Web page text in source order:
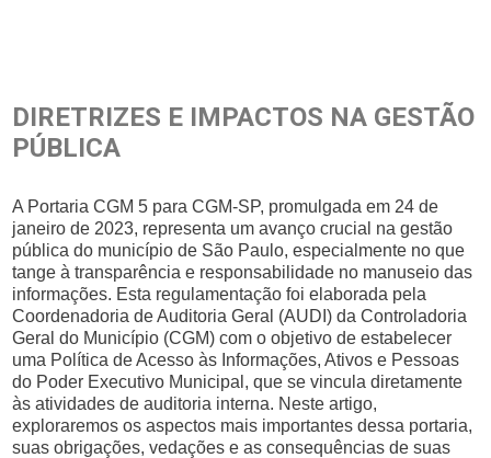
DIRETRIZES E IMPACTOS NA GESTÃO
PÚBLICA
A Portaria CGM 5 para CGM-SP, promulgada em 24 de
janeiro de 2023, representa um avanço crucial na gestão
pública do município de São Paulo, especialmente no que
tange à transparência e responsabilidade no manuseio das
informações. Esta regulamentação foi elaborada pela
Coordenadoria de Auditoria Geral (AUDI) da Controladoria
Geral do Município (CGM) com o objetivo de estabelecer
uma Política de Acesso às Informações, Ativos e Pessoas
do Poder Executivo Municipal, que se vincula diretamente
às atividades de auditoria interna. Neste artigo,
exploraremos os aspectos mais importantes dessa portaria,
suas obrigações, vedações e as consequências de suas